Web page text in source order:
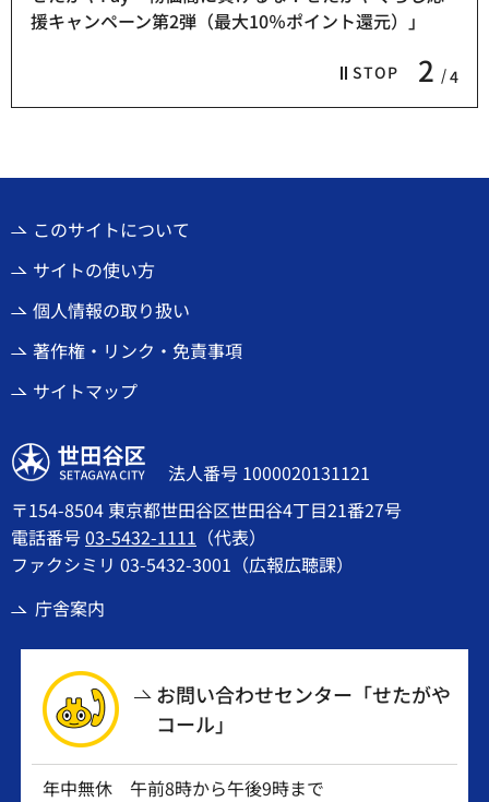
STOP 2 4
援キャンペーン第2弾（最大10％ポイント還元）」
このサイトについて
サイトの使い方
個人情報の取り扱い
著作権・リンク・免責事項
サイトマップ
世田谷区
法人番号 1000020131121
〒154-8504 東京都世田谷区世田谷4丁目21番27号
電話番号03-5432-1111 （代表）
ファクシミリ 03-5432-3001（広報広聴課）
庁舎案内
お問い合わせセンター「せたがや
コール」
年中無休 午前8時から午後9時まで